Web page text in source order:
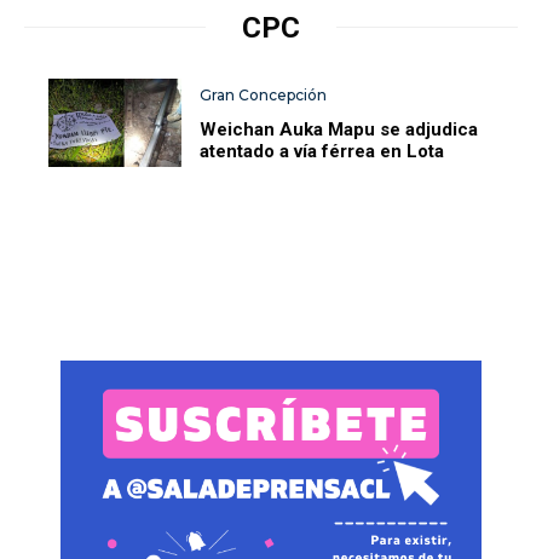
CPC
Gran Concepción
Weichan Auka Mapu se adjudica
atentado a vía férrea en Lota